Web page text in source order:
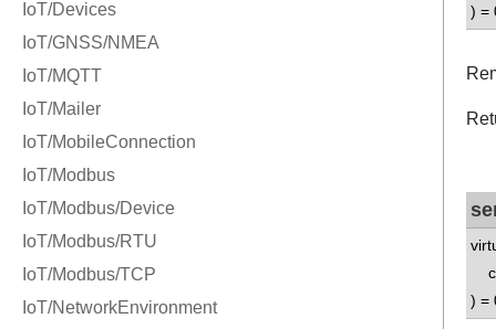
) =
) =